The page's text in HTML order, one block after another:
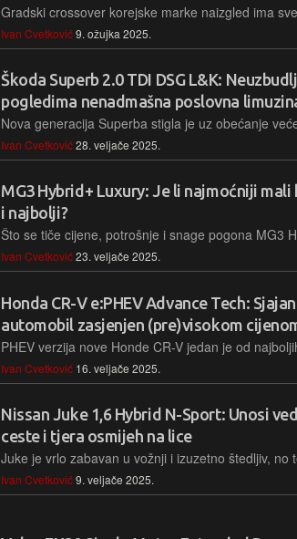
Ivan Cvetković9. ožujka 2025.
Škoda Superb 2.0 TDI DSG L&K:
pogledima nenadmašna poslovna
Ivan Cvetković28. veljače 2025.
MG3 Hybrid+ Luxury: Je li najmoćniji
i najbolji?
Ivan Cvetković23. veljače 2025.
Honda CR-V e:PHEV Advance Tech:
automobil zasjenjen (pre)visokom
Ivan Cvetković 16. veljače 2025.
Nissan Juke 1,6 Hybrid N-Sport: Unosi
ceste i tjera osmijeh na lice
Ivan Cvetković9. veljače 2025.